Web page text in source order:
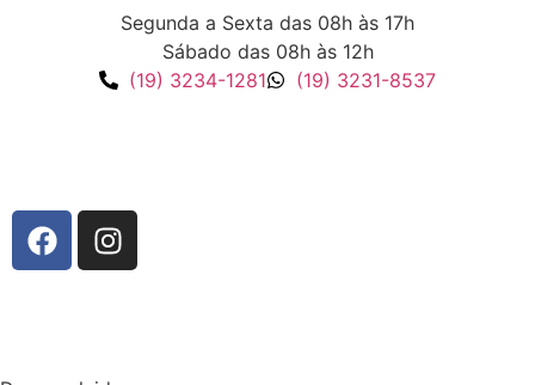
Segunda a Sexta das 08h às 17h
Sábado das 08h às 12h
(19) 3234-1281
(19) 3231-8537